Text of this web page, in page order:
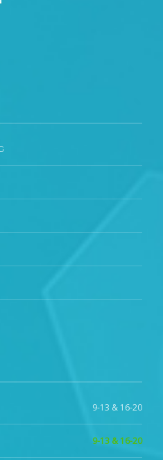
9-13 & 16-20
9-13 & 16-20